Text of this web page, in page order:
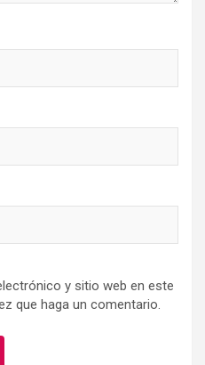
y sitio web en este
que haga un comentario.